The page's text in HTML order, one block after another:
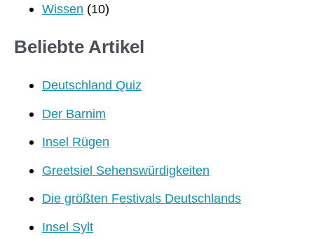
Wissen (10)
Beliebte Artikel
Deutschland Quiz
Der Barnim
Insel Rügen
Greetsiel Sehenswürdigkeiten
Die größten Festivals Deutschlands
Insel Sylt